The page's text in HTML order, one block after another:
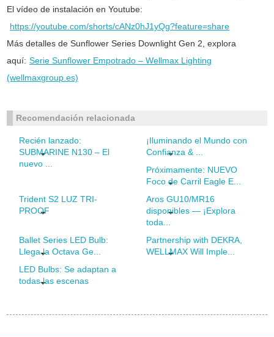
El vídeo de instalación en Youtube:
https://youtube.com/shorts/cANz0hJ1yQg?feature=share
Más detalles de Sunflower Series Downlight Gen 2, explora
aquí: Serie Sunflower Empotrado – Wellmax Lighting
(wellmaxgroup.es)
Recomendación relacionada
Recién lanzado:
SUBMARINE N130 – El
nuevo ...
¡Iluminando el Mundo con
Confianza & ...
Próximamente: NUEVO
Foco de Carril Eagle E...
Trident S2 LUZ TRI-
PROOF
Aros GU10/MR16
disponibles — ¡Explora
toda...
Ballet Series LED Bulb:
Llega la Octava Ge...
Partnership with DEKRA,
WELLMAX Will Imple...
LED Bulbs: Se adaptan a
todas las escenas